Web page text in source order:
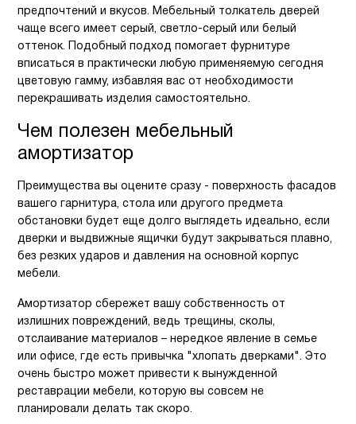
предпочтений и вкусов. Мебельный толкатель дверей
чаще всего имеет серый, светло-серый или белый
оттенок. Подобный подход помогает фурнитуре
вписаться в практически любую применяемую сегодня
цветовую гамму, избавляя вас от необходимости
перекрашивать изделия самостоятельно.
Чем полезен мебельный
амортизатор
Преимущества вы оцените сразу - поверхность фасадов
вашего гарнитура, стола или другого предмета
обстановки будет еще долго выглядеть идеально, если
дверки и выдвижные ящички будут закрываться плавно,
без резких ударов и давления на основной корпус
мебели.
Амортизатор сбережет вашу собственность от
излишних повреждений, ведь трещины, сколы,
отслаивание материалов – нередкое явление в семье
или офисе, где есть привычка "хлопать дверками". Это
очень быстро может привести к вынужденной
реставрации мебели, которую вы совсем не
планировали делать так скоро.